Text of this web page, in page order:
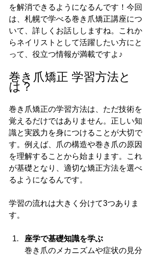
を解消できるようになるんです！今回
は、札幌で学べる巻き爪矯正講座につ
いて、詳しくお話ししますね。これか
らネイリストとして活躍したい方にと
って、役立つ情報が満載ですよ♪
巻き爪矯正 学習方法と
は？
巻き爪矯正の学習方法は、ただ技術を
覚えるだけではありません。正しい知
識と実践力を身につけることが大切で
す。例えば、爪の構造や巻き爪の原因
を理解することから始まります。これ
が基礎となり、適切な矯正方法を選べ
るようになるんです。
学習の流れは大きく分けて3つありま
す。
座学で基礎知識を学ぶ
巻き爪のメカニズムや症状の見分